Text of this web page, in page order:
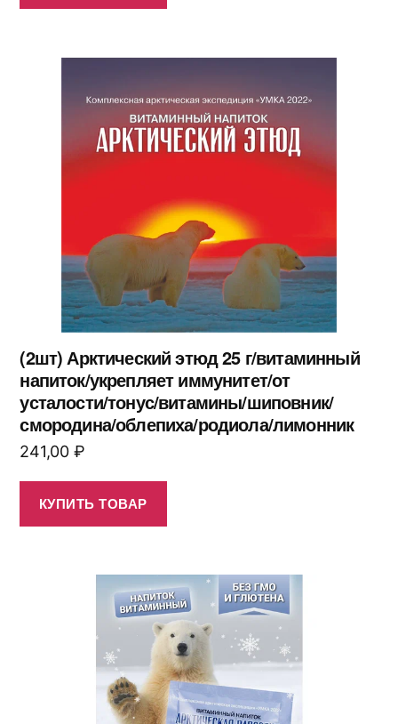
(2шт) Арктический этюд 25 г/витаминный
напиток/укрепляет иммунитет/от
усталости/тонус/витамины/шиповник/
смородина/облепиха/родиола/лимонник
241,00 ₽
КУПИТЬ ТОВАР